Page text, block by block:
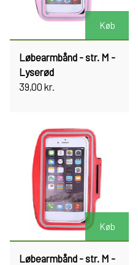
Køb
Løbearmbånd - str. M -
Lyserød
39,00 kr.
Køb
Løbearmbånd - str. M -